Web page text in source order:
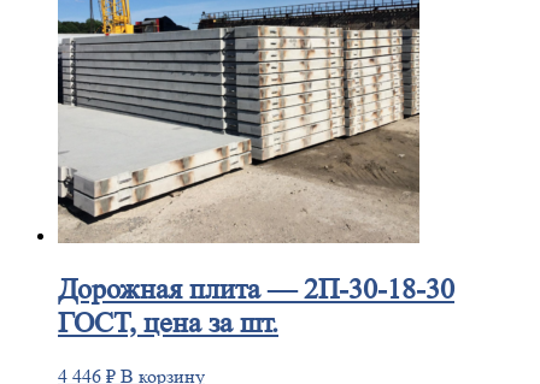
Дорожнаяплита — 2П-30-18-30
ГОСТ, цена за шт.
4 446 ₽ В корзину